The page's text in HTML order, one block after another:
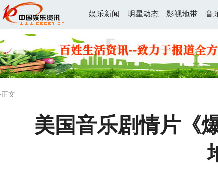
娱乐新闻 明星动态 影视地带 音
文
美国音乐剧情片《